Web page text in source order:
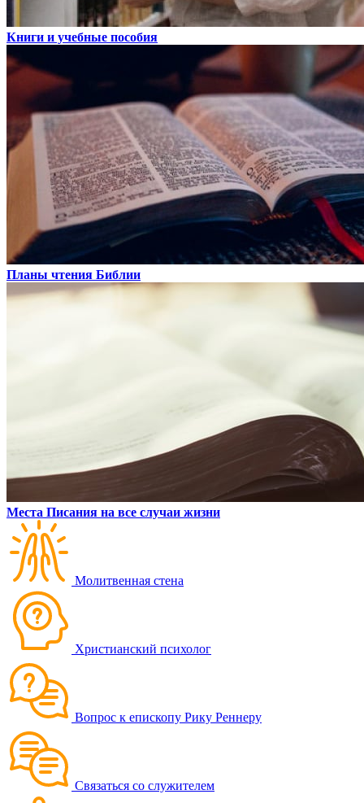
Книги и учебные пособия
Планы чтения Библии
Места Писания на все случаи жизни
Молитвенная стена
Христианский психолог
Вопрос к епископу Рику Реннеру
Связаться со служителем